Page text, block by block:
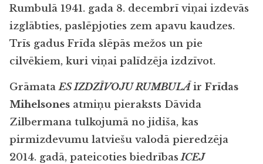
Rumbulā 1941. gada 8. decembrī viņai izdevās
izglābties, paslēpjoties zem apavu kaudzes.
Trīs gadus Frīda slēpās mežos un pie
cilvēkiem, kuri viņai palīdzēja izdzīvot.
GrāmataES IZDZĪVOJU RUMBULĀir Frīdas
Mihelsones atmiņu pieraksts Dāvida
Zilbermana tulkojumā no jidiša, kas
pirmizdevumu latviešu valodā pieredzēja
2014. gadā, pateicoties biedrībasICEJ